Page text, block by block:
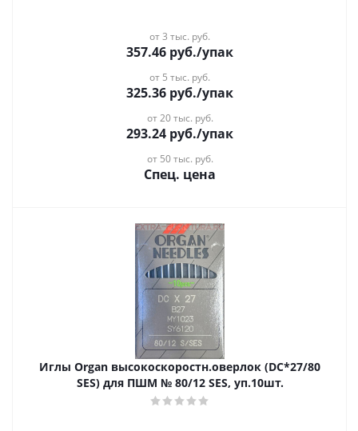
от 3 тыс. руб.
357.46 руб./упак
от 5 тыс. руб.
325.36 руб./упак
от 20 тыс. руб.
293.24 руб./упак
от 50 тыс. руб.
Спец. цена
Иглы Organ высокоскоростн.оверлок (DC*27/80
SES) для ПШМ № 80/12 SES, уп.10шт.